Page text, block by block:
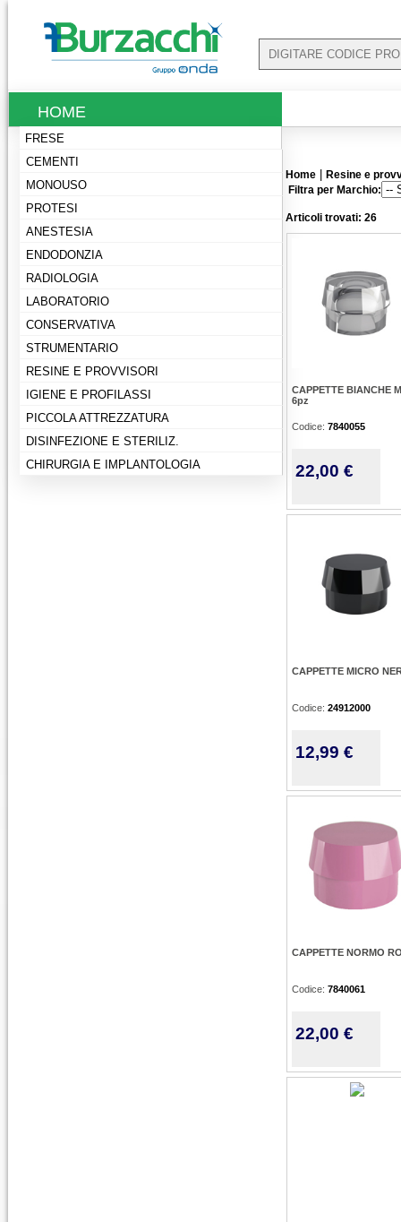
HOME
FRESE
CEMENTI
MONOUSO
PROTESI
ANESTESIA
ENDODONZIA
RADIOLOGIA
LABORATORIO
CONSERVATIVA
STRUMENTARIO
RESINE E PROVVISORI
IGIENE E PROFILASSI
PICCOLA ATTREZZATURA
DISINFEZIONE E STERILIZ.
CHIRURGIA E IMPLANTOLOGIA
Home
Resine e
Filtra per Marchio:
Articoli trovati: 26
CAPPETTE BIANCHE
6pz
Codice: 7840055
22,00 €
CAPPETTE MICRO
Codice: 24912000
12,99 €
CAPPETTE NORMO
Codice: 7840061
22,00 €